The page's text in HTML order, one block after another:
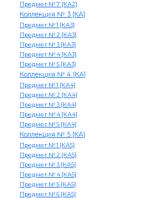
Предмет № 7 [КА2]
Коллекция № 3 [КА]
Предмет № 1 [КА3]
Предмет № 2 [КА3]
Предмет № 3 [КА3]
Предмет № 4 [КА3]
Предмет № 5 [КА3]
Коллекция № 4 [КА]
Предмет № 1 [КА4]
Предмет № 2 [КА4]
Предмет № 3 [КА4]
Предмет № 4 [КА4]
Предмет № 5 [КА4]
Коллекция № 5 [КА]
Предмет № 1 [КА5]
Предмет № 2 [КА5]
Предмет № 3 [КА5]
Предмет № 4 [КА5]
Предмет № 5 [КА5]
Предмет № 6 [КА5]